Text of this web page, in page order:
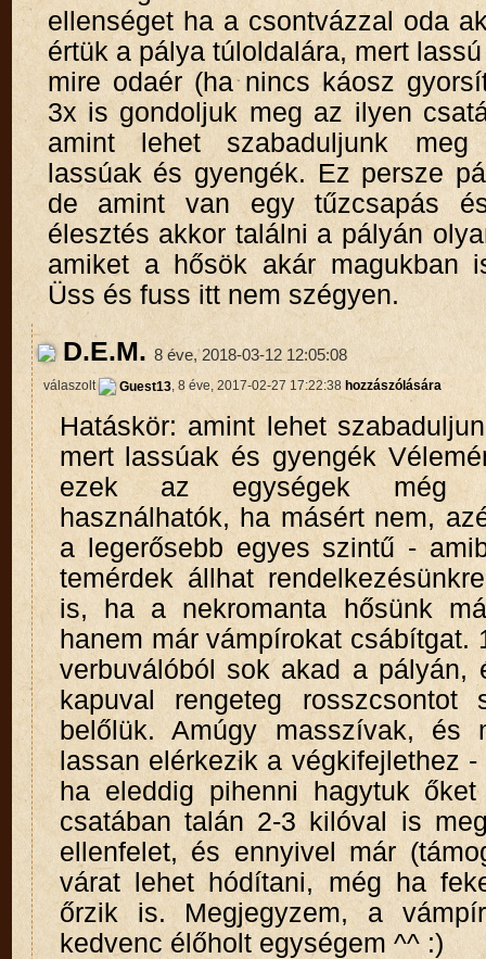
ellenséget ha a csontvázzal oda
értük a pálya túloldalára, mert
mire odaér (ha nincs káosz
3x is gondoljuk meg az ilyen
amint lehet szabaduljunk
lassúak és gyengék. Ez persze
de amint van egy tűzcsapás
élesztés akkor találni a pályán
amiket a hősök akár magukban
Üss és fuss itt nem szégyen.
D.E.M. 8 éve, 2018-03-12 12:05:08
válaszolt Guest13, 8 éve, 2017-02-27 17:22:38 hozzászólására
Hatáskör: amint lehet
mert lassúak és gyengék
ezek az egységek még
használhatók, ha másért nem,
a legerősebb egyes szintű -
temérdek állhat
is, ha a nekromanta hősünk
hanem már vámpírokat csábítgat.
verbuválóból sok akad a pályán,
kapuval rengeteg rosszcsontot
belőlük. Amúgy masszívak, és
lassan elérkezik a végkifejlethez -
ha eleddig pihenni hagytuk
csatában talán 2-3 kilóval is
ellenfelet, és ennyivel már
várat lehet hódítani, még ha
őrzik is. Megjegyzem, a
kedvenc élőholt egységem ^^ :)